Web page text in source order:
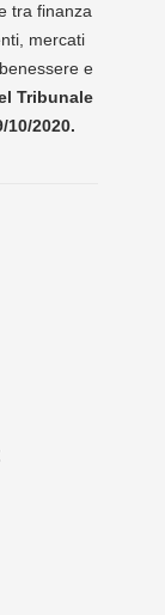
tra finanza
mercati
e
Tribunale
10/2020.